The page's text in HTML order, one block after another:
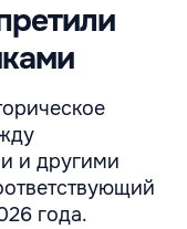
и другими
года.